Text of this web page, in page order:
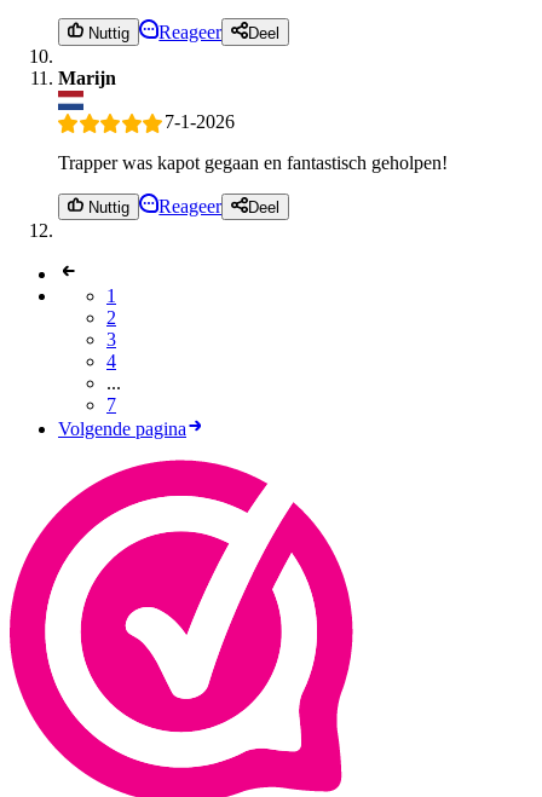
Nuttig Reageer Deel
Marijn
7-1-2026
Trapper was kapot gegaan en fantastisch geholpen!
Nuttig Reageer Deel
1
2
3
4
...
7
Volgende pagina